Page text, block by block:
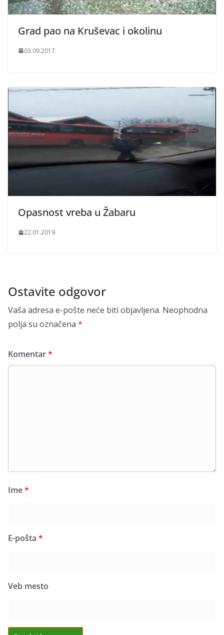
Grad pao na Kruševac i okolinu
03.09.2017.
Opasnost vreba u Žabaru
22.01.2019.
Ostavite odgovor
Vaša adresa e-pošte neće biti objavljena. Neophodna
polja su označena *
Komentar*
Ime*
E-pošta *
Veb mesto